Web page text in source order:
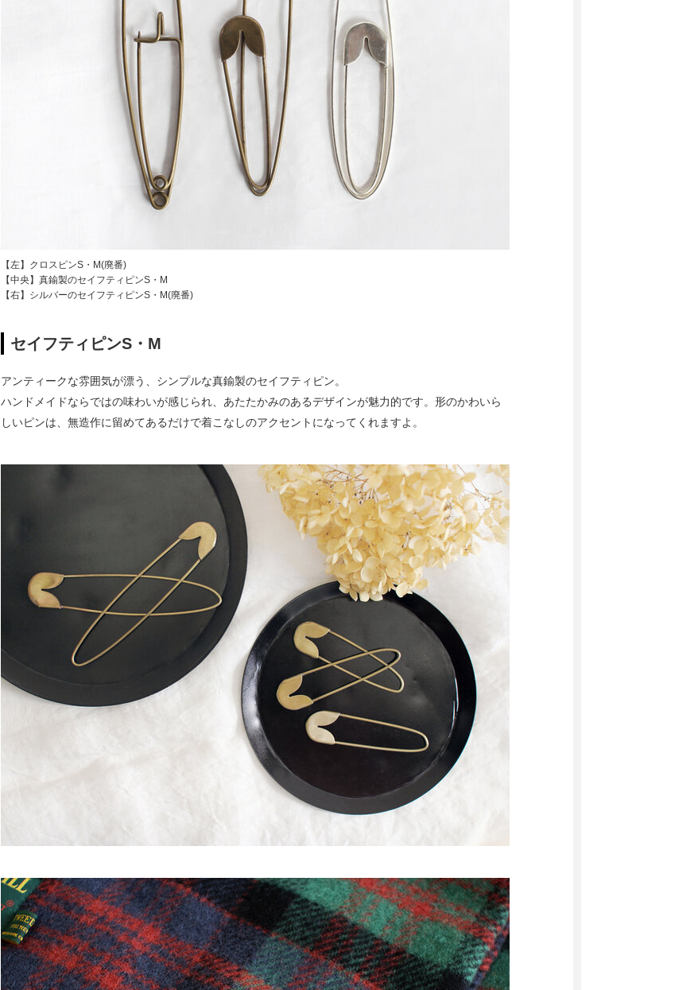
【左】クロスピンS・M(廃番)
【中央】真鍮製のセイフティピンS・M
【右】シルバーのセイフティピンS・M(廃番)
セイフティピンS・M
アンティークな雰囲気が漂う、シンプルな真鍮製のセイフティピン。
ハンドメイドならではの味わいが感じられ、あたたかみのあるデザインが魅力的です。形のかわいら
しいピンは、無造作に留めてあるだけで着こなしのアクセントになってくれますよ。